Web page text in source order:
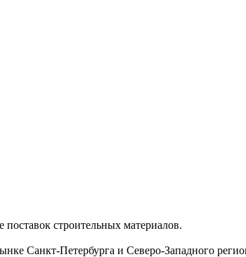
строительных материалов.
Санкт-Петербурга и Северо-Западного